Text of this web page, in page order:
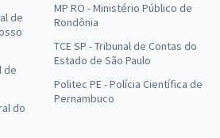
de
de
do
MP RO - Ministério Público de
Rondônia
TCE SP - Tribunal de Contas do
Estado de São Paulo
Politec PE - Polícia Científica de
Pernambuco